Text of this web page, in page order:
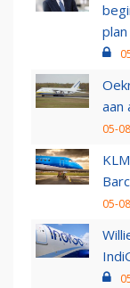
plan
aan
05-
05-